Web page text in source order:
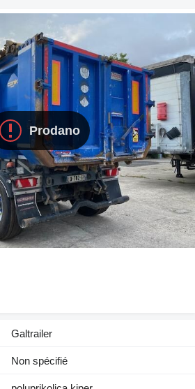
Prodano
Galtrailer
Non spécifié